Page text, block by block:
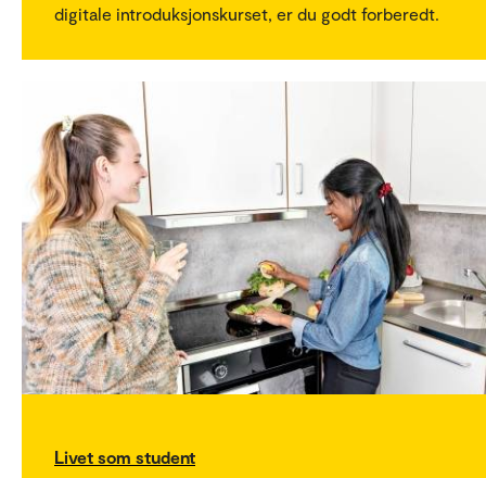
digitale introduksjonskurset, er du godt forberedt.
Livet som student